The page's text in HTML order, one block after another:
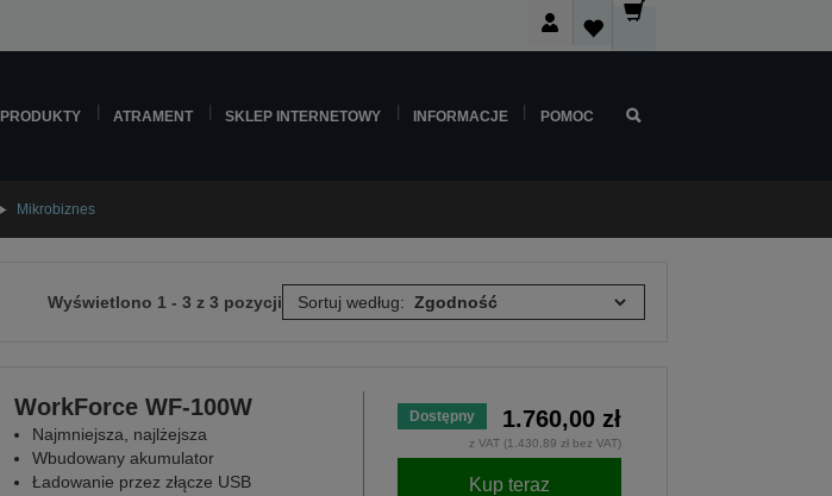
PRODUKTY ATRAMENT SKLEP INTERNETOWY INFORMACJE POMOC
Mikrobiznes
Wyświetlono 1 - 3 z 3 pozycji Sortuj według:
WorkForce WF-100W
Najmniejsza, najlżejsza
Wbudowany akumulator
Ładowanie przez złącze USB
Dostępny 1.760,00 zł
z VAT (1.430,89 zł bez VAT)
Kup teraz